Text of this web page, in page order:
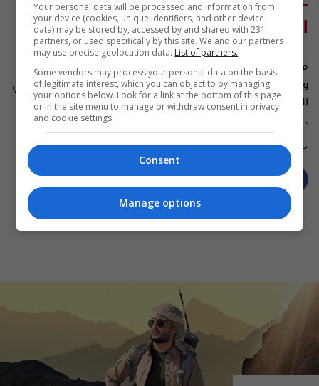
السبت6:30 فجرا
من تقديم ايهاب العطية، يقدّم برنامج Celebrity حلقات مميزه
وحصرية على قناة السومرية مع أبرز الوجوه الاعلامية والفنية في
العالم العربي
تفضيلاتي
Your personal data will be processed and information from
your device (cookies, unique identifiers, and other device
data) may be stored by, accessed by and shared with 231
partners, or used specifically by this site. We and our partners
may use precise geolocation data. List of partners.
Some vendors may process your personal data on the basis
of legitimate interest, which you can object to by managing
your options below. Look for a link at the bottom of this page
or in the site menu to manage or withdraw consent in privacy
and cookie settings.
Consent
Manage options